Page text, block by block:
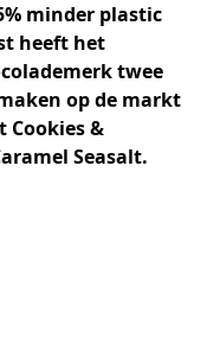
minder plastic
heeft het
twee
op de markt
Cookies &
Seasalt.